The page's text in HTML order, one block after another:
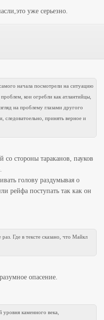
уже серьезно.
начала посмотрели на ситуацию
кои огребли как атлантийцы,
на проблему глазами другого
следоватоельно, принять верное и
стороны тараканов, пауков
голову раздумывая о
рейфа поступать так как он
Где в тексте сказано, что Майкл
опасение.
каменного века,